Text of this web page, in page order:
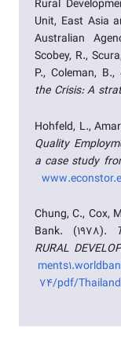
Rural
Unit, East Asia
Australian
Scobey, R.,
P., Coleman,
the Crisis: A
Hohfeld, L.,
Quality
a case study
Chung, C., Cox,
Bank. (1978).
RURAL
74/pdf/